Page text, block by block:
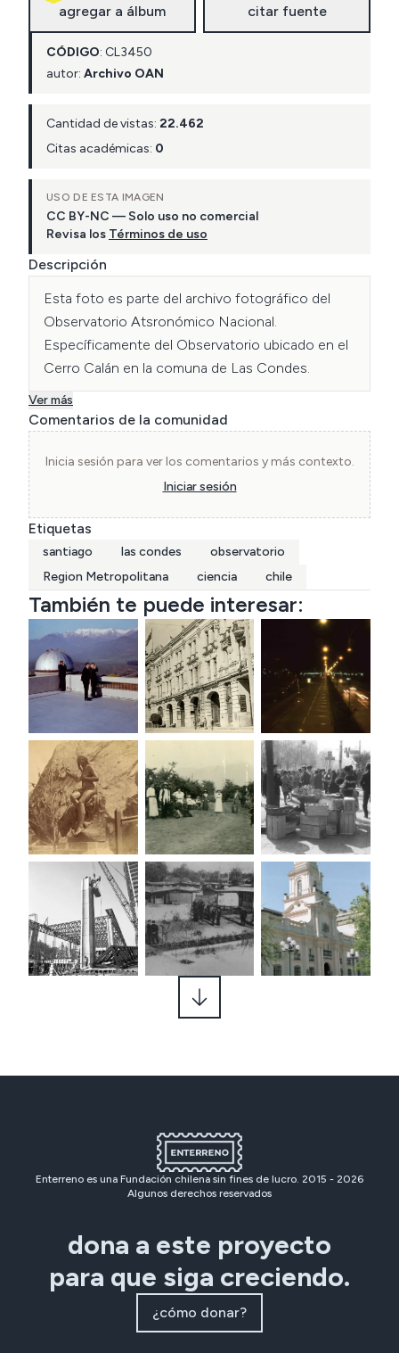
agregar a álbum citar fuente
CÓDIGO: CL3450
autor: Archivo OAN
Cantidad de vistas: 22.462
Citas académicas: 0
USO DE ESTA IMAGEN
CC BY-NC — Solo uso no comercial
Revisa los Términos de uso
Descripción
Esta foto es parte del archivo fotográfico del
Observatorio Atsronómico Nacional.
Específicamente del Observatorio ubicado en el
Cerro Calán en la comuna de Las Condes.
Ver más
Comentarios de la comunidad
Inicia sesión para ver los comentarios y más contexto.
Iniciar sesión
Etiquetas
santiago las condes
observatorio
Region Metropolitana
ciencia chile
También te puede interesar:
Enterreno es una Fundación chilena sin fines de lucro. 2015 - 2026
Algunos derechos reservados
dona a este proyecto
para que siga creciendo.
¿cómo donar?